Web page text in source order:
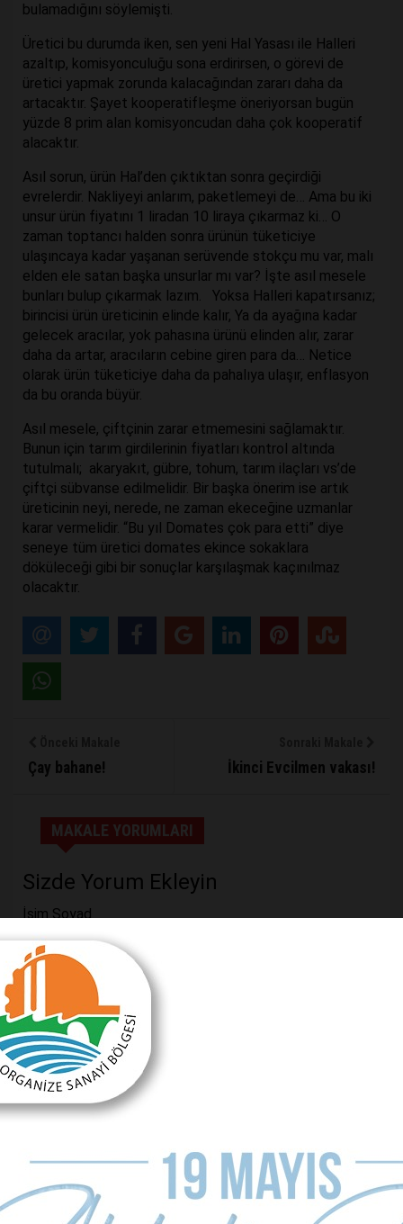
bulamadığını söylemişti.
Üretici bu durumda iken, sen yeni Hal Yasası ile Halleri
azaltıp, komisyonculuğu sona erdirirsen, o görevi de
üretici yapmak zorunda kalacağından zararı daha da
artacaktır. Şayet kooperatifleşme öneriyorsan bugün
yüzde 8 prim alan komisyoncudan daha çok kooperatif
alacaktır.
Asıl sorun, ürün Hal’den çıktıktan sonra geçirdiği
evrelerdir. Nakliyeyi anlarım, paketlemeyi de… Ama bu iki
unsur ürün fiyatını 1 liradan 10 liraya çıkarmaz ki… O
zaman toptancı halden sonra ürünün tüketiciye
ulaşıncaya kadar yaşanan serüvende stokçu mu var, malı
elden ele satan başka unsurlar mı var? İşte asıl mesele
bunları bulup çıkarmak lazım. Yoksa Halleri kapatırsanız;
birincisi ürün üreticinin elinde kalır, Ya da ayağına kadar
gelecek aracılar, yok pahasına ürünü elinden alır, zarar
daha da artar, aracıların cebine giren para da… Netice
olarak ürün tüketiciye daha da pahalıya ulaşır, enflasyon
da bu oranda büyür.
Asıl mesele, çiftçinin zarar etmemesini sağlamaktır.
Bunun için tarım girdilerinin fiyatları kontrol altında
tutulmalı; akaryakıt, gübre, tohum, tarım ilaçları vs’de
çiftçi sübvanse edilmelidir. Bir başka önerim ise artık
üreticinin neyi, nerede, ne zaman ekeceğine uzmanlar
karar vermelidir. “Bu yıl Domates çok para etti” diye
seneye tüm üretici domates ekince sokaklara
döküleceği gibi bir sonuçlar karşılaşmak kaçınılmaz
olacaktır.
Çay bahane! İkinci Evcilmen vakası!
MAKALE YORUMLARI
Sizde Yorum Ekleyin
İsim Soyad
E-mail Adresiniz (zorunlu değil)
Telefon (zorunlu değil)